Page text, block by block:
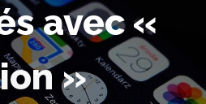
avec «
»